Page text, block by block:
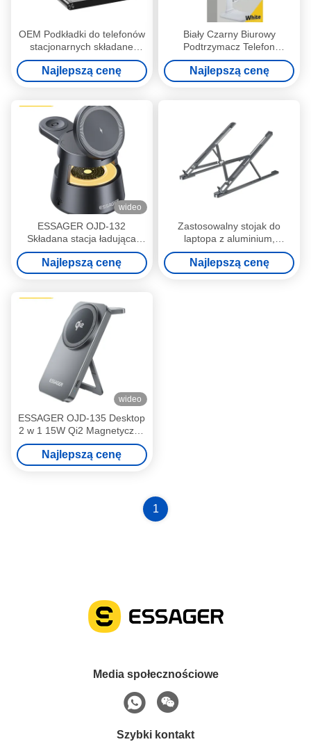
OEM Podkładki do telefonów
stacjonarnych składane
wielokątne regulowane
bezpoślizgowe do telefonów
komórkowych
Najlepszą cenę
Biały Czarny Biurowy
Podtrzymacz Telefon
Komórkowy Stojak Składany
Stabilny Bezskokujący
Najlepszą cenę
wideo
ESSAGER OJD-132
Składana stacja ładująca
bezprzewodowo 4 w 1 15W z
magnesem i światłem LED
do zegarka, słuchawek i
Najlepszą cenę
Zastosowalny stojak do
laptopa z aluminium,
składany, wodoodporny w
biurze, wycieczka do domu
Najlepszą cenę
wideo
ESSAGER OJD-135 Desktop
2 w 1 15W Qi2 Magnetyczny
bezprzewodowy ładowarka
do zegarków telefonicznych
Najlepszą cenę
1
Media społecznościowe
Szybki kontakt